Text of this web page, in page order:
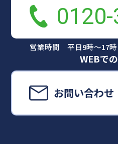
営業時間 平日9時～17時
WEBで
お問い合わせ